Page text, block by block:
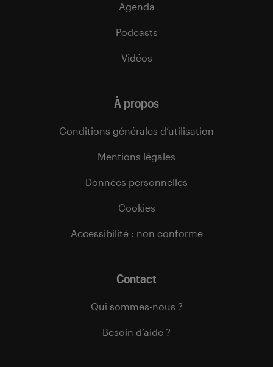
Agenda
Podcasts
Vidéos
À propos
Conditions générales d’utilisation
Mentions légales
Données personnelles
Cookies
Accessibilité : non conforme
Contact
Qui sommes-nous ?
Besoin d’aide ?